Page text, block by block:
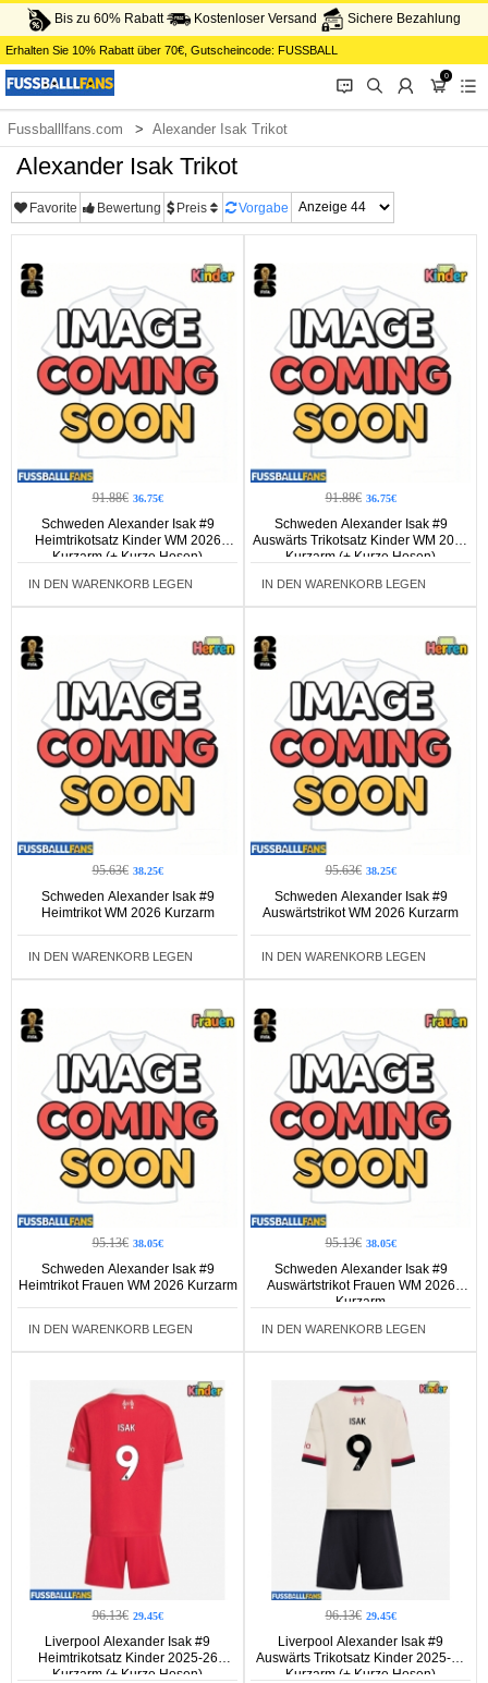
Bis zu 60% Rabatt Kostenloser Versand Sichere Bezahlung
Erhalten Sie 10% Rabatt über 70€ , Gutscheincode: FUSSBALL
󰂱 󰂨 󰃳
0
󰃦 󰃖
Fussballlfans.com Alexander Isak Trikot
Alexander Isak Trikot
Favorite Bewertung Preis Vorgabe
91.88€ 36.75€
Schweden Alexander Isak #9
Heimtrikotsatz Kinder WM 2026
Kurzarm (+ Kurze Hosen)
IN DEN WARENKORB LEGEN
91.88€ 36.75€
Schweden Alexander Isak #9
Auswärts Trikotsatz Kinder WM 2026
Kurzarm (+ Kurze Hosen)
IN DEN WARENKORB LEGEN
95.63€ 38.25€
Schweden Alexander Isak #9
Heimtrikot WM 2026 Kurzarm
IN DEN WARENKORB LEGEN
95.63€ 38.25€
Schweden Alexander Isak #9
Auswärtstrikot WM 2026 Kurzarm
IN DEN WARENKORB LEGEN
95.13€ 38.05€
Schweden Alexander Isak #9
Heimtrikot Frauen WM 2026 Kurzarm
IN DEN WARENKORB LEGEN
95.13€ 38.05€
Schweden Alexander Isak #9
Auswärtstrikot Frauen WM 2026
Kurzarm
IN DEN WARENKORB LEGEN
96.13€ 29.45€
Liverpool Alexander Isak #9
Heimtrikotsatz Kinder 2025-26
Kurzarm (+ Kurze Hosen)
96.13€ 29.45€
Liverpool Alexander Isak #9
Auswärts Trikotsatz Kinder 2025-26
Kurzarm (+ Kurze Hosen)